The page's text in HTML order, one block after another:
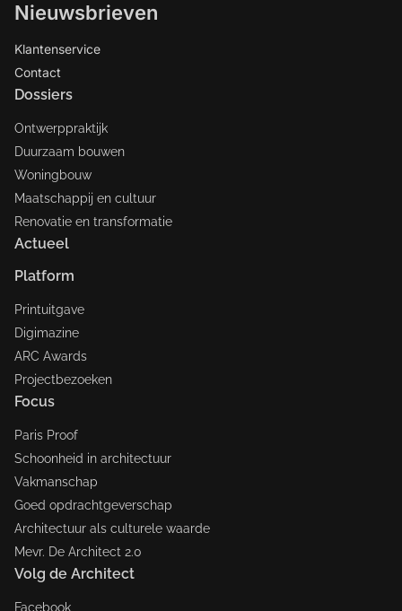
Nieuwsbrieven
Klantenservice
Contact
Dossiers
Ontwerppraktijk
Duurzaam bouwen
Woningbouw
Maatschappij en cultuur
Renovatie en transformatie
Actueel
Platform
Printuitgave
Digimazine
ARC Awards
Projectbezoeken
Focus
Paris Proof
Schoonheid in architectuur
Vakmanschap
Goed opdrachtgeverschap
Architectuur als culturele waarde
Mevr. De Architect 2.0
Volg de Architect
Facebook